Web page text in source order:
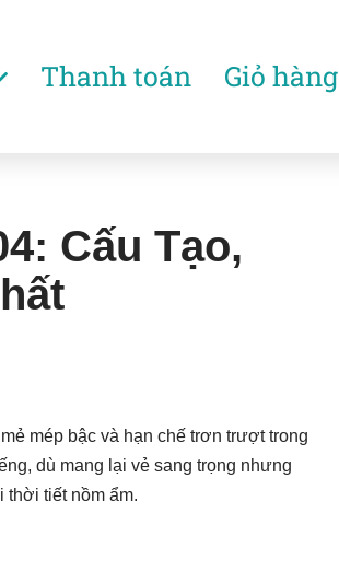
Thanh toán Giỏ hàng
Cấu Tạo,
mép bậc và hạn chế trơn trượt trong
dù mang lại vẻ sang trọng nhưng
thời tiết nồm ẩm.